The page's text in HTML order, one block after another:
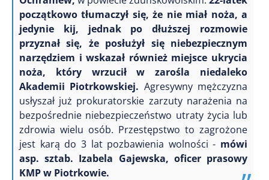
początkowo tłumaczył się, że nie miał noża, a
jedynie kij, jednak po dłuższej rozmowie
przyznał się, że posłużył się niebezpiecznym
narzędziem i wskazał również miejsce ukrycia
noża, który wrzucił w zarośla niedaleko
Akademii Piotrkowskiej. Agresywny mężczyzna
usłyszał już prokuratorskie zarzuty narażenia na
bezpośrednie niebezpieczeństwo utraty życia lub
zdrowia wielu osób. Przestępstwo to zagrożone
jest karą do 3 lat pozbawienia wolności - mówi
asp. sztab. Izabela Gajewska, oficer prasowy
KMP w Piotrkowie.